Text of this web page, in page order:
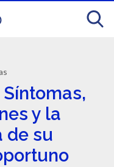
y la
de su